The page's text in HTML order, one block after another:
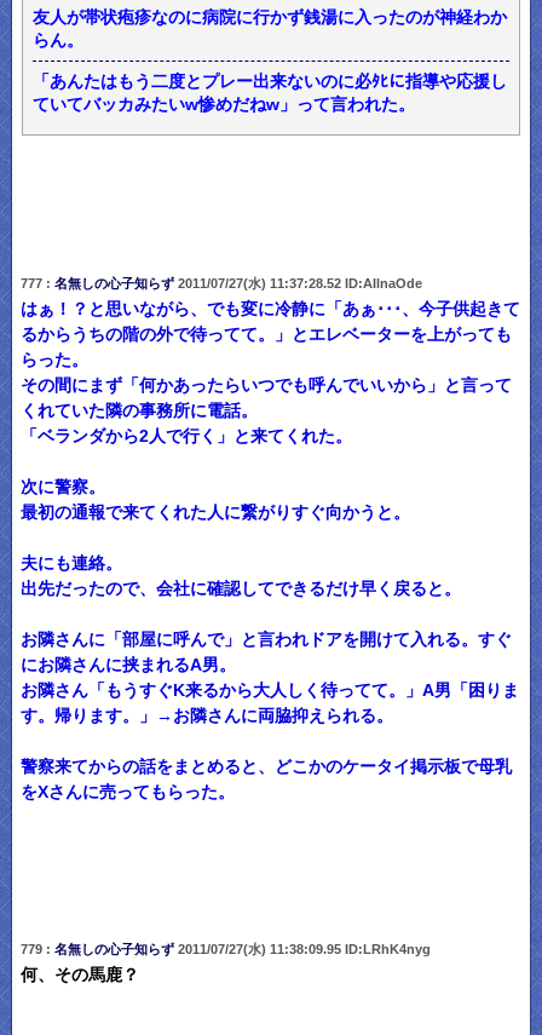
友人が帯状疱疹なのに病院に行かず銭湯に入ったのが神経わか
らん。
「あんたはもう二度とプレー出来ないのに必ﾀﾋに指導や応援し
ていてバッカみたいw惨めだねw」って言われた。
777 : 名無しの心子知らず2011/07/27(水) 11:37:28.52 ID:AIlnaOde
はぁ！？と思いながら、でも変に冷静に「あぁ･･･、今子供起きて
るからうちの階の外で待ってて。」とエレベーターを上がっても
らった。
その間にまず「何かあったらいつでも呼んでいいから」と言って
くれていた隣の事務所に電話。
「ベランダから2人で行く」と来てくれた。
次に警察。
最初の通報で来てくれた人に繋がりすぐ向かうと。
夫にも連絡。
出先だったので、会社に確認してできるだけ早く戻ると。
お隣さんに「部屋に呼んで」と言われドアを開けて入れる。すぐ
にお隣さんに挟まれるA男。
お隣さん「もうすぐK来るから大人しく待ってて。」A男「困りま
す。帰ります。」→お隣さんに両脇抑えられる。
警察来てからの話をまとめると、どこかのケータイ掲示板で母乳
をXさんに売ってもらった。
779 : 名無しの心子知らず2011/07/27(水) 11:38:09.95 ID:LRhK4nyg
何、その馬鹿？